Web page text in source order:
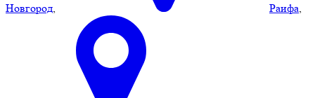
Новгород, Раифа,